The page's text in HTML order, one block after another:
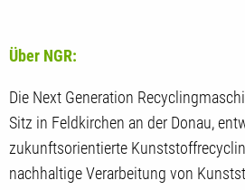
Über NGR:
Die Next Generation
Sitz in Feldkirchen an der Donau,
zukunftsorientierte
nachhaltige Verarbeitung von